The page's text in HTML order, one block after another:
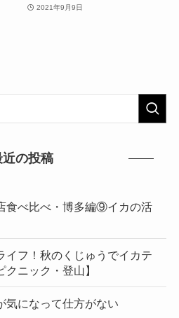
2021年9月9日
近の投稿
食べ比べ・博多編⑨イカの活
イフ！秋のくじゅうでイカテ
ニック・登山】
気になって仕方がない